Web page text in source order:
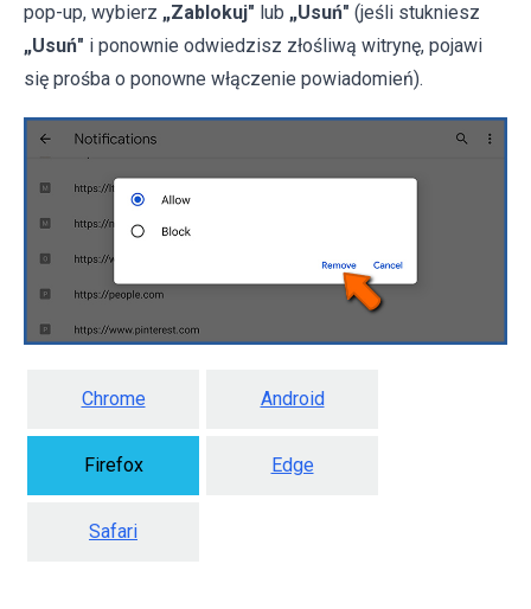
pop-up, wybierz „Zablokuj" lub „Usuń" (jeśli stukniesz
„Usuń" i ponownie odwiedzisz złośliwą witrynę, pojawi
się prośba o ponowne włączenie powiadomień).
Chrome Android
Firefox Edge
Safari